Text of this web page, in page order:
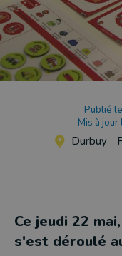
Publié
Mis à jour
Durbuy
Ce jeudi 22
s'est déroulé